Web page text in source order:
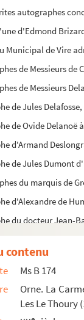
autographes
d'Edmond
Municipal de Vire
de Messieurs
de Messieurs
de Jules
de Ovide Delanoë
d'Armand
de Jules Dumont
du marquis de
d'Alexandre de
du docteur
de René
de
Louis Richard du
des Lois au
contenu
Ms B 174
Orne. La
Les Le Thoury